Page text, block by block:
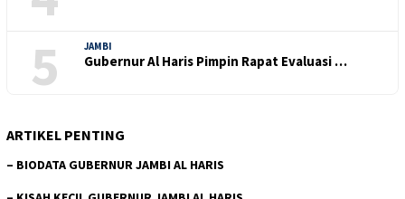
5 JAMBI
Gubernur Al Haris Pimpin Rapat Evaluasi …
ARTIKEL PENTING
– BIODATA GUBERNUR JAMBI AL HARIS